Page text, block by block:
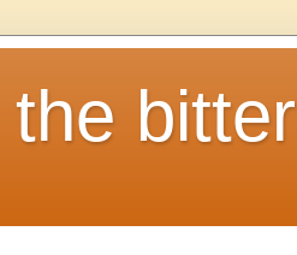
bitter